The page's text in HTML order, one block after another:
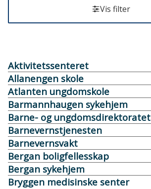
Vis filter
Aktivitetssenteret
Allanengen skole
Atlanten ungdomskole
Barmannhaugen sykehjem
Barne- og ungdomsdirektoratet
Barnevernstjenesten
Barnevernsvakt
Bergan boligfellesskap
Bergan sykehjem
Bryggen medisinske senter